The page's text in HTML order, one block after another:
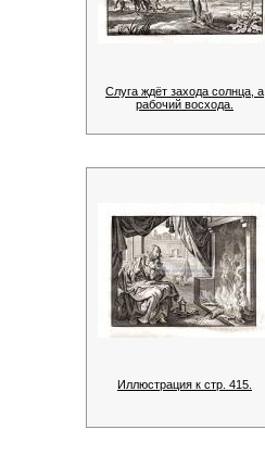
Слуга ждёт захода солнца, а
рабочий восхода.
Иллюстрация к стр. 415.